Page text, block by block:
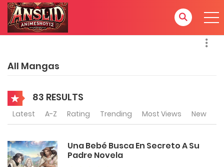
All Mangas
83 RESULTS
Latest A-Z Rating Trending Most Views New
Una Bebé Busca En Secreto A Su
Padre Novela